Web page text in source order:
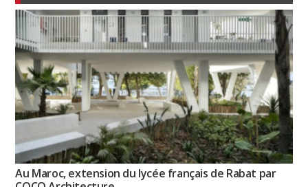
Au Maroc, extension du lycée français de Rabat par